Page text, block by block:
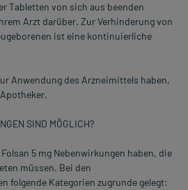
Tabletten von sich aus beenden
Arzt darüber. Zur Verhinderung von
ist eine kontinuierliche
Anwendung des Arzneimittels haben,
SIND MÖGLICH?
5 mg Nebenwirkungen haben, die
müssen. Bei den
folgende Kategorien zugrunde gelegt: